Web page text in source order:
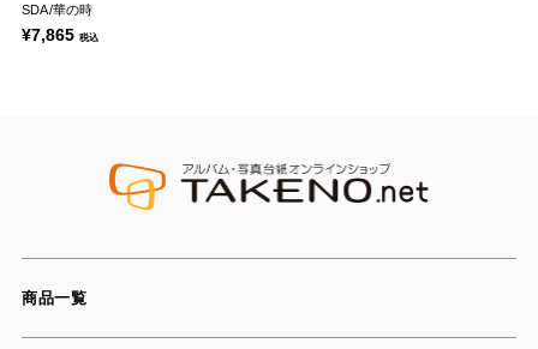
SDA/華の時
¥7,865 税込
商品一覧